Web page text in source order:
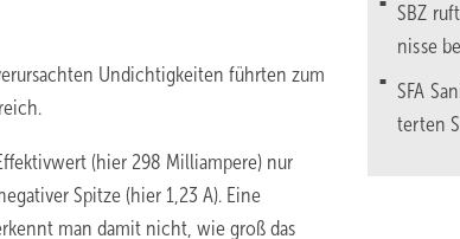
Undichtigkeiten führten zum
(hier 298 Milliampere) nur
Spitze (hier 1,23 A). Eine
man damit nicht, wie groß das
SBZ
nisse
SFA
terten